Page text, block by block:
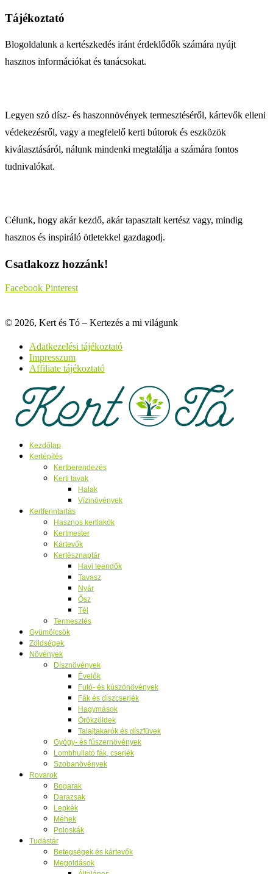
Tájékoztató
Blogoldalunk a kertészkedés iránt érdeklődők számára nyújt
hasznos információkat és tanácsokat.
Legyen szó dísz- és haszonnövények termesztéséről, kártevők elleni
védekezésről, vagy a megfelelő kerti bútorok és eszközök
kiválasztásáról, nálunk mindenki megtalálja a számára fontos
tudnivalókat.
Célunk, hogy akár kezdő, akár tapasztalt kertész vagy, mindig
hasznos és inspiráló ötletekkel gazdagodj.
Csatlakozz hozzánk!
Facebook Pinterest
© 2026, Kert és Tó – Kertezés a mi világunk
Adatkezelési tájékoztató
Impresszum
Affiliate tájékoztató
Kezdőlap
Kertépítés
Kertberendezés
Kerti tavak
Halak
Vízinövények
Kertfenntartás
Hasznos kertlakók
Kertmester
Kártevők
Kertésznaptár
Havi teendők
Tavasz
Nyár
Ősz
Tél
Termesztés
Gyümölcsök
Zöldségek
Növények
Dísznövények
Évelők
Futó- és kúszónövények
Fák és díszcserjék
Hagymások
Örökzöldek
Talajtakarók és díszfüvek
Gyógy- és fűszernövények
Lombhullató fák, cserjék
Szobanövények
Rovarok
Bogarak
Darazsak
Lepkék
Méhek
Poloskák
Tudástár
Betegségek és kártevők
Megoldások